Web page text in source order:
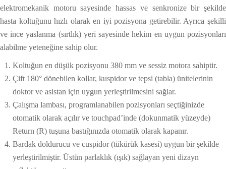
elektromekanik motoru sayesinde hassas ve senkronize bir şekilde
hasta koltuğunu hızlı olarak en iyi pozisyona getirebilir. Ayrıca şekilli
ve ince yaslanma (sırtlık) yeri sayesinde hekim en uygun pozisyonları
alabilme yeteneğine sahip olur.
Koltuğun en düşük pozisyonu 380 mm ve sessiz motora sahiptir.
Çift 180° dönebilen kollar, kuspidor ve tepsi (tabla) ünitelerinin
doktor ve asistan için uygun yerleştirilmesini sağlar.
Çalışma lambası, programlanabilen pozisyonları seçtiğinizde
otomatik olarak açılır ve touchpad’inde (dokunmatik yüzeyde)
Return (R) tuşuna bastığınızda otomatik olarak kapanır.
Bardak doldurucu ve cuspidor (tükürük kasesi) uygun bir şekilde
yerleştirilmiştir. Üstün parlaklık (ışık) sağlayan yeni dizayn